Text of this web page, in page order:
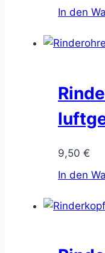
In den
9,50 €
In den